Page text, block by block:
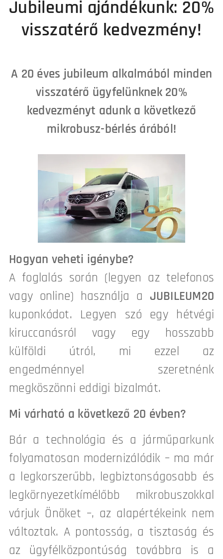
Jubileumi ajándékunk: 20%
visszatérő kedvezmény!
A 20 éves jubileum alkalmából minden
visszatérő ügyfelünknek 20%
kedvezményt adunk a következő
mikrobusz-bérlés árából!
Hogyan veheti igénybe?
A foglalás során (legyen az telefonos
vagy online) használja a JUBILEUM20
kuponkódot. Legyen szó egy hétvégi
kiruccanásról vagy egy hosszabb
külföldi útról, mi ezzel az
engedménnyel szeretnénk
megköszönni eddigi bizalmát.
Mi várható a következő 20 évben?
Bár a technológia és a járműparkunk
folyamatosan modernizálódik – ma már
a legkorszerűbb, legbiztonságosabb és
legkörnyezetkímélőbb mikrobuszokkal
várjuk Önöket –, az alapértékeink nem
változtak. A pontosság, a tisztaság és
az ügyfélközpontúság továbbra is a